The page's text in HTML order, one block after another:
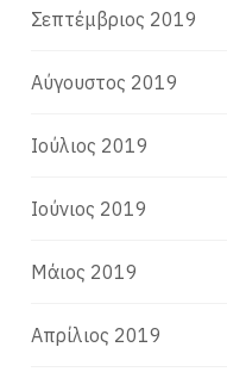
Σεπτέμβριος 2019
Αύγουστος 2019
Ιούλιος 2019
Ιούνιος 2019
Μάιος 2019
Απρίλιος 2019